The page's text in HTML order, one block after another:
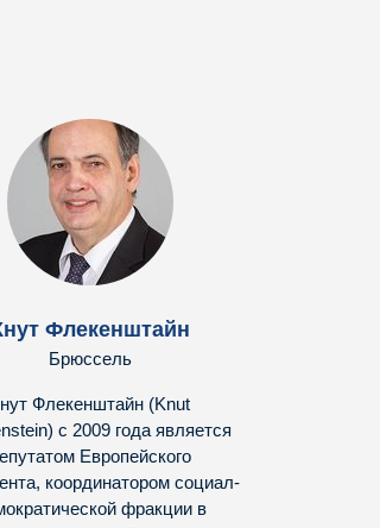
Флекенштайн
Брюссель
Флекенштайн (Knut
с 2009 года является
Европейского
координатором социал-
фракции в